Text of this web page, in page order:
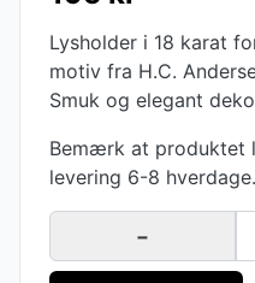
Lysholder i 18 karat
motiv fra H.C.
Smuk og elegant
Bemærk at produktet
levering 6-8 hverdage.
−